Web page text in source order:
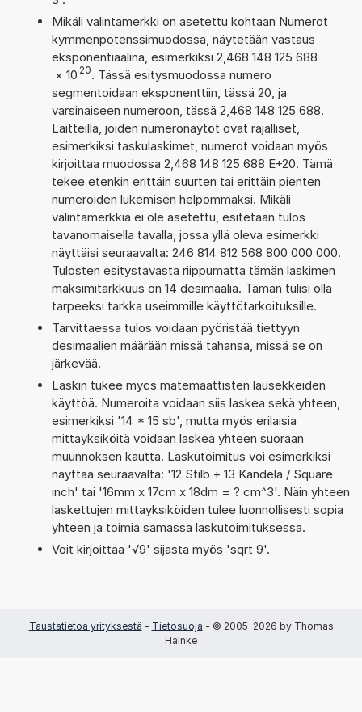
Mikäli valintamerkki on asetettu kohtaan Numerot
kymmenpotenssimuodossa, näytetään vastaus
eksponentiaalina, esimerkiksi 2,468 148 125 688
× 10 20. Tässä esitysmuodossa numero
segmentoidaan eksponenttiin, tässä 20, ja
varsinaiseen numeroon, tässä 2,468 148 125 688.
Laitteilla, joiden numeronäytöt ovat rajalliset,
esimerkiksi taskulaskimet, numerot voidaan myös
kirjoittaa muodossa 2,468 148 125 688 E+20. Tämä
tekee etenkin erittäin suurten tai erittäin pienten
numeroiden lukemisen helpommaksi. Mikäli
valintamerkkiä ei ole asetettu, esitetään tulos
tavanomaisella tavalla, jossa yllä oleva esimerkki
näyttäisi seuraavalta: 246 814 812 568 800 000 000.
Tulosten esitystavasta riippumatta tämän laskimen
maksimitarkkuus on 14 desimaalia. Tämän tulisi olla
tarpeeksi tarkka useimmille käyttötarkoituksille.
Tarvittaessa tulos voidaan pyöristää tiettyyn
desimaalien määrään missä tahansa, missä se on
järkevää.
Laskin tukee myös matemaattisten lausekkeiden
käyttöä. Numeroita voidaan siis laskea sekä yhteen,
esimerkiksi '14 * 15 sb', mutta myös erilaisia
mittayksiköitä voidaan laskea yhteen suoraan
muunnoksen kautta. Laskutoimitus voi esimerkiksi
näyttää seuraavalta: '12 Stilb + 13 Kandela / Square
inch' tai '16mm x 17cm x 18dm = ? cm^3'. Näin yhteen
laskettujen mittayksiköiden tulee luonnollisesti sopia
yhteen ja toimia samassa laskutoimituksessa.
Voit kirjoittaa '√9' sijasta myös 'sqrt 9'.
Taustatietoa yrityksestä - Tietosuoja - © 2005-2026 by Thomas
Hainke